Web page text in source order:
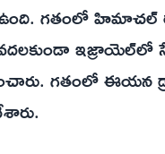
గతంలో
ఇజ్రాయెల్‌లో
గతంలో ఈయన